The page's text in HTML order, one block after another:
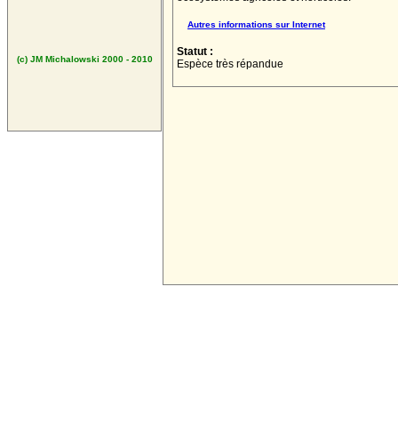
(c) JM Michalowski 2000 - 2010
Autres informations sur Internet
Statut :
Espèce très répandue